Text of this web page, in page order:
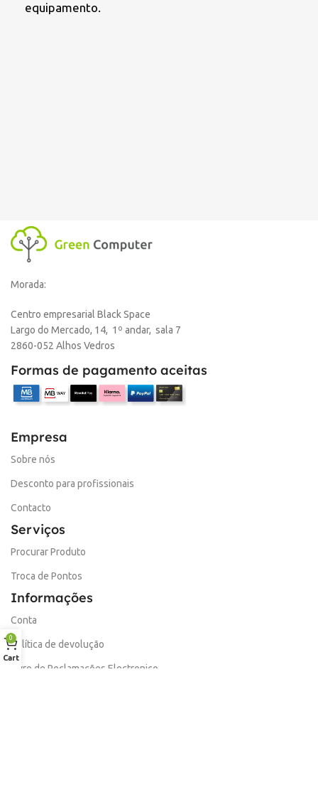
equipamento.
Morada:
Centro empresarial Black Space
Largo do Mercado, 14, 1º andar, sala 7
2860-052 Alhos Vedros
Formas de pagamento aceitas
Empresa
Sobre nós
Desconto para profissionais
Contacto
Serviços
Procurar Produto
Troca de Pontos
Informações
Conta
Política de devolução
Livro de Reclamações Electronico
0
Cart